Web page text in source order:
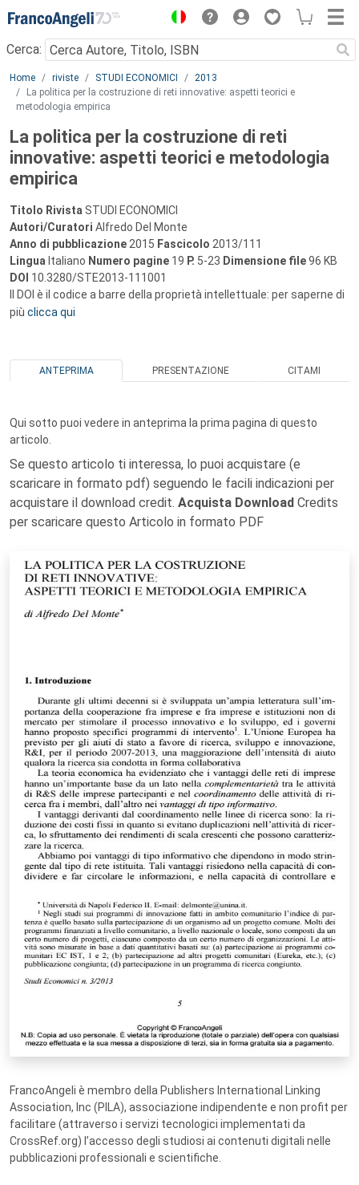
Menu
Cerca:
Main content
Home riviste STUDI ECONOMICI
2013
La politica per la costruzione di reti innovative: aspetti teorici e
metodologia empirica
La politica per la costruzione di reti
innovative: aspetti teorici e metodologia
empirica
Titolo Rivista STUDI ECONOMICI
Autori/Curatori Alfredo Del Monte
Anno di pubblicazione 2015 Fascicolo 2013/111
Lingua Italiano Numero pagine 19 P. 5-23 Dimensione file96 KB
DOI 10.3280/STE2013-111001
Il DOI è il codice a barre della proprietà intellettuale: per saperne di
più clicca qui
ANTEPRIMA PRESENTAZIONE CITAMI
Qui sotto puoi vedere in anteprima la prima pagina di questo
articolo.
Se questo articolo ti interessa, lo puoi acquistare (e
scaricare in formato pdf) seguendo le facili indicazioni per
acquistare il download credit. Acquista Download Credits
per scaricare questo Articolo in formato PDF
FrancoAngeli è membro della Publishers International Linking
Association, Inc (PILA), associazione indipendente e non profit per
facilitare (attraverso i servizi tecnologici implementati da
CrossRef.org) l’accesso degli studiosi ai contenuti digitali nelle
pubblicazioni professionali e scientifiche.